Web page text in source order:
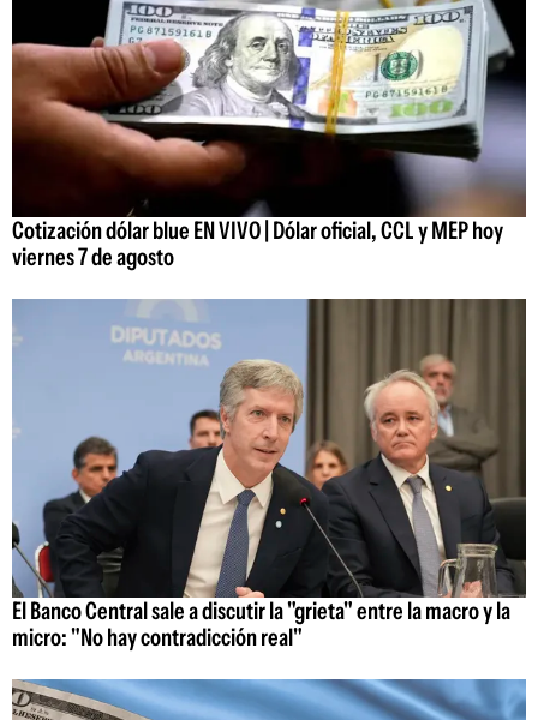
Cotización dólar blue EN VIVO | Dólar oficial, CCL y MEP hoy
viernes 7 de agosto
El Banco Central sale a discutir la "grieta" entre la macro y la
micro: "No hay contradicción real"